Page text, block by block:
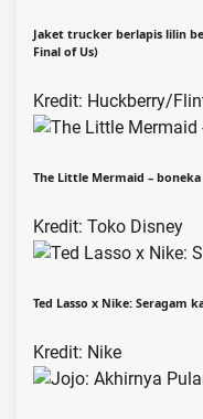
Jaket trucker berlapis lilin
Final of Us)
Kredit: Huckberry/
The Little Mermaid –
Kredit: Toko Disney
Ted Lasso x Nike: Seragam
Kredit: Nike